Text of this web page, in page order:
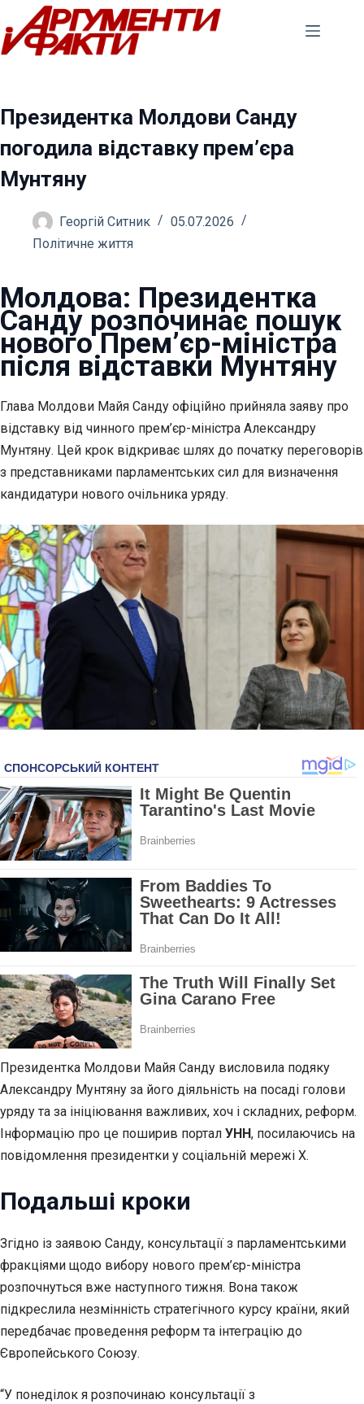
Перейти
до
вмісту
Президентка Молдови Санду
погодила відставку прем’єра
Мунтяну
Георгій Ситник
05.07.2026
Політичне життя
Молдова: Президентка
Санду розпочинає пошук
нового Прем’єр-міністра
після відставки Мунтяну
Глава Молдови Майя Санду офіційно прийняла заяву про
відставку від чинного прем’єр-міністра Александру
Мунтяну. Цей крок відкриває шлях до початку переговорів
з представниками парламентських сил для визначення
кандидатури нового очільника уряду.
Президентка Молдови Майя Санду висловила подяку
Александру Мунтяну за його діяльність на посаді голови
уряду та за ініціювання важливих, хоч і складних, реформ.
Інформацію про це поширив портал УНН, посилаючись на
повідомлення президентки у соціальній мережі Х.
Подальші кроки
Згідно із заявою Санду, консультації з парламентськими
фракціями щодо вибору нового прем’єр-міністра
розпочнуться вже наступного тижня. Вона також
підкреслила незмінність стратегічного курсу країни, який
передбачає проведення реформ та інтеграцію до
Європейського Союзу.
“У понеділок я розпочинаю консультації з